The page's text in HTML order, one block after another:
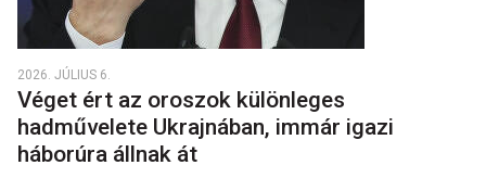
2026. JÚLIUS 6.
Véget ért az oroszok különleges
hadművelete Ukrajnában, immár igazi
háborúra állnak át